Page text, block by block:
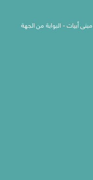
مخرج 4 و 5 (شمالا) - مبنى أبيات - البوابة من الجهة